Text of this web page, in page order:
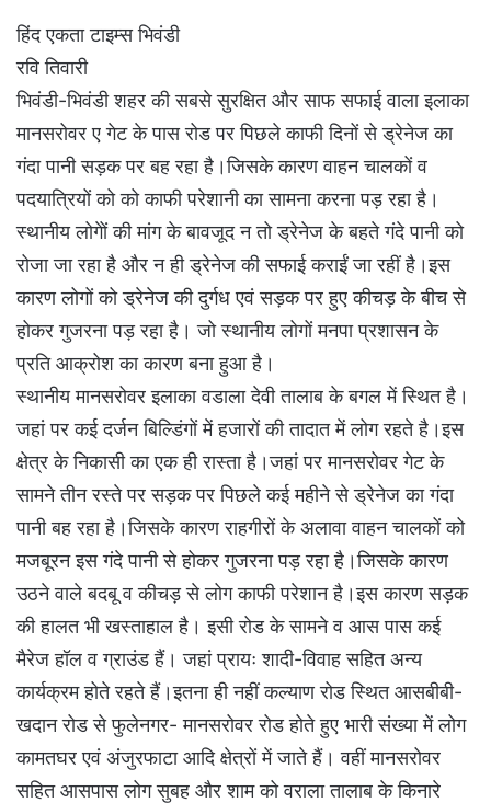
हिंद एकता टाइम्स भिवंडी
रवि तिवारी
भिवंडी-भिवंडी शहर की सबसे सुरक्षित और साफ सफाई वाला इलाका
मानसरोवर ए गेट के पास रोड पर पिछले काफी दिनों से ड्रेनेज का
गंदा पानी सड़क पर बह रहा है।जिसके कारण वाहन चालकों व
पदयात्रियों को को काफी परेशानी का सामना करना पड़ रहा है।
स्थानीय लोगेों की मांग के बावजूद न तो ड्रेनेज के बहते गंदे पानी को
रोजा जा रहा है और न ही ड्रेनेज की सफाई कराईं जा रहीं है।इस
कारण लोगों को ड्रेनेज की दुर्गध एवं सड़क पर हुए कीचड़ के बीच से
होकर गुजरना पड़ रहा है। जो स्थानीय लोगों मनपा प्रशासन के
प्रति आक्रोश का कारण बना हुआ है।
स्थानीय मानसरोवर इलाका वडाला देवी तालाब के बगल में स्थित है।
जहां पर कई दर्जन बिल्डिंगों में हजारों की तादात में लोग रहते है।इस
क्षेत्र के निकासी का एक ही रास्ता है।जहां पर मानसरोवर गेट के
सामने तीन रस्ते पर सड़क पर पिछले कई महीने से ड्रेनेज का गंदा
पानी बह रहा है।जिसके कारण राहगीरों के अलावा वाहन चालकों को
मजबूरन इस गंदे पानी से होकर गुजरना पड़ रहा है।जिसके कारण
उठने वाले बदबू व कीचड़ से लोग काफी परेशान है।इस कारण सड़क
की हालत भी खस्ताहाल है। इसी रोड के सामने व आस पास कई
मैरेज हॉल व ग्राउंड हैं। जहां प्रायः शादी-विवाह सहित अन्य
कार्यक्रम होते रहते हैं।इतना ही नहीं कल्याण रोड स्थित आसबीबी-
खदान रोड से फुलेनगर- मानसरोवर रोड होते हुए भारी संख्या में लोग
कामतघर एवं अंजुरफाटा आदि क्षेत्रों में जाते हैं। वहीं मानसरोवर
सहित आसपास लोग सुबह और शाम को वराला तालाब के किनारे